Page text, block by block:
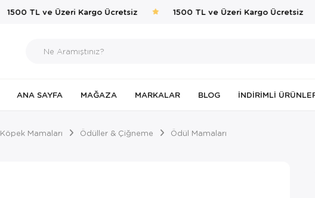
1500 TL ve Üzeri Kargo Ücretsiz 1500 TL ve Üzeri Kargo Ücretsiz
ANA SAYFA MAĞAZA MARKALAR BLOG İNDIRIMLI
Köpek Mamaları Ödüller & Çiğneme Ödül Mamaları